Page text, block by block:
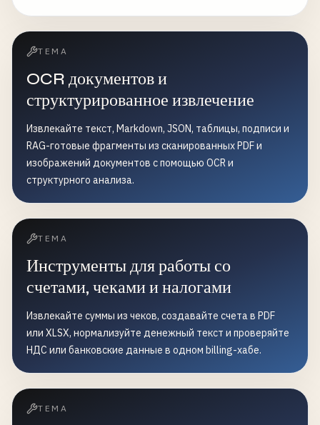
ТЕМА
OCR документов и
структурированное извлечение
Извлекайте текст, Markdown, JSON, таблицы, подписи и
RAG-готовые фрагменты из сканированных PDF и
изображений документов с помощью OCR и
структурного анализа.
ТЕМА
Инструменты для работы со
счетами, чеками и налогами
Извлекайте суммы из чеков, создавайте счета в PDF
или XLSX, нормализуйте денежный текст и проверяйте
НДС или банковские данные в одном billing-хабе.
ТЕМА